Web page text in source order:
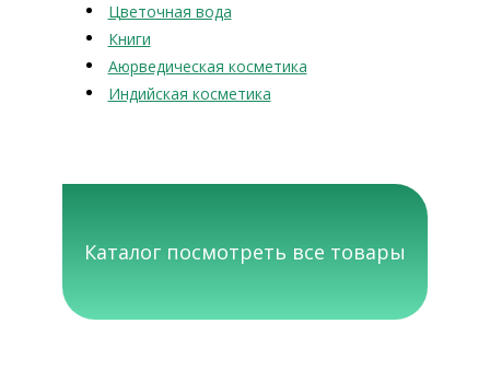
Цветочная вода
Книги
Аюрведическая косметика
Индийская косметика
Каталог посмотреть все товары